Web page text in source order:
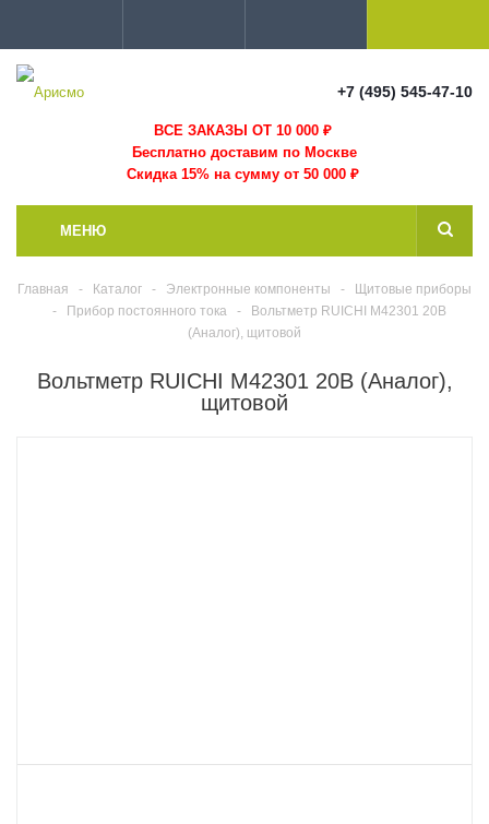
+7 (495) 545-47-10
ВСЕ ЗАКАЗЫ ОТ 10 000₽
Бесплатно доставим по Москве
Скидка 15% на сумму от 50 000 ₽
МЕНЮ
Главная - Каталог - Электронные компоненты -
Щитовые приборы
-
Прибор постоянного тока -
Вольтметр RUICHI М42301 20В
(Аналог), щитовой
Вольтметр RUICHI М42301 20В (Аналог),
щитовой